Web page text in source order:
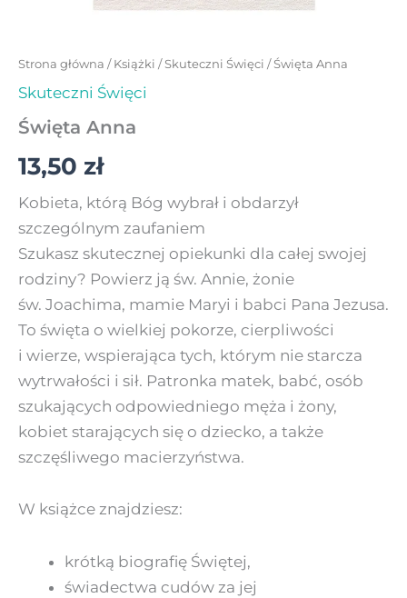
Strona główna /Książki /Skuteczni Święci / Święta Anna
Skuteczni Święci
Święta Anna
13,50 zł
Kobieta, którą Bóg wybrał i obdarzył
szczególnym zaufaniem
Szukasz skutecznej opiekunki dla całej swojej
rodziny? Powierz ją św. Annie, żonie
św. Joachima, mamie Maryi i babci Pana Jezusa.
To święta o wielkiej pokorze, cierpliwości
i wierze, wspierająca tych, którym nie starcza
wytrwałości i sił. Patronka matek, babć, osób
szukających odpowiedniego męża i żony,
kobiet starających się o dziecko, a także
szczęśliwego macierzyństwa.
W książce znajdziesz:
krótką biografię Świętej,
świadectwa cudów za jej